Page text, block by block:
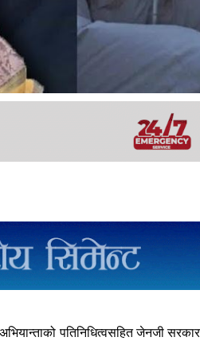
पतिनिधित्वसहित जेनजी